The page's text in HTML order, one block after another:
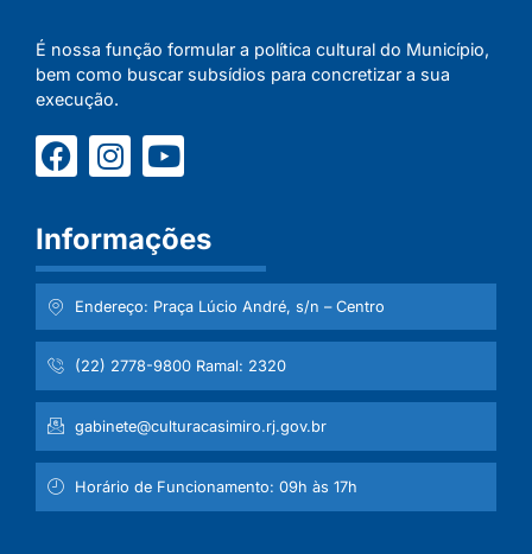
É nossa função formular a política cultural do Município,
bem como buscar subsídios para concretizar a sua
execução.
Informações
Endereço: Praça Lúcio André, s/n – Centro
(22) 2778-9800 Ramal: 2320
gabinete@culturacasimiro.rj.gov.br
Horário de Funcionamento: 09h às 17h